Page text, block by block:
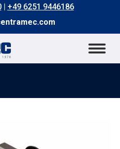
| +49 6251 9446186